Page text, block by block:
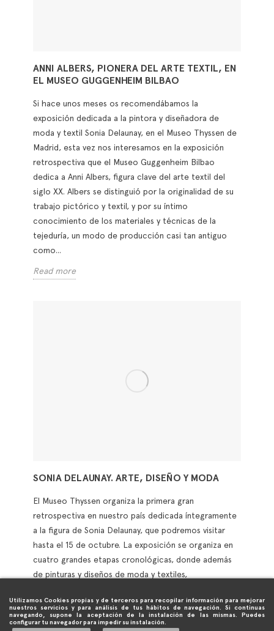
Utilizamos Cookies propias y de terceros para recopilar información para mejorar
nuestros servicios y para análisis de tus hábitos de navegación. Si continuas
navegando, supone la aceptación de la instalación de las mismas. Puedes
configurar tu navegador para impedir su instalación.
ANNI ALBERS, PIONERA DEL ARTE TEXTIL, EN
EL MUSEO GUGGENHEIM BILBAO
Si hace unos meses os recomendábamos la
exposición dedicada a la pintora y diseñadora de
moda y textil Sonia Delaunay, en el Museo Thyssen de
Madrid, esta vez nos interesamos en la exposición
retrospectiva que el Museo Guggenheim Bilbao
dedica a Anni Albers, figura clave del arte textil del
siglo XX. Albers se distinguió por la originalidad de su
trabajo pictórico y textil, y por su íntimo
conocimiento de los materiales y técnicas de la
tejeduría, un modo de producción casi tan antiguo
como...
Read more
SONIA DELAUNAY. ARTE, DISEÑO Y MODA
El Museo Thyssen organiza la primera gran
retrospectiva en nuestro país dedicada íntegramente
a la figura de Sonia Delaunay, que podremos visitar
hasta el 15 de octubre. La exposición se organiza en
cuatro grandes etapas cronológicas, donde además
de pinturas y diseños de moda y textiles,
poetas o escenógrafos. La muestra pone especial
atención en el periodo en que la artista y su familia